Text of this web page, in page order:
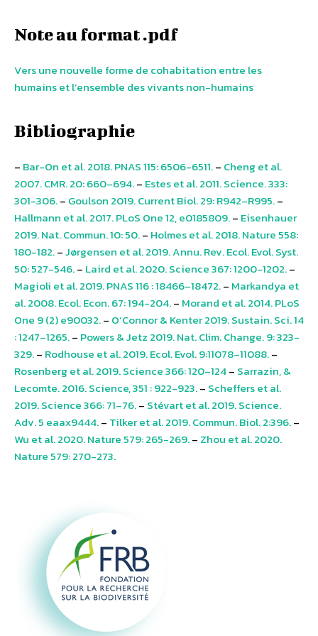
Note au format .pdf
Vers une nouvelle forme de cohabitation entre les
humains et l’ensemble des vivants non-humains
Bibliographie
– Bar-On et al. 2018. PNAS 115: 6506-6511.– Cheng et al.
2007. CMR. 20: 660–694.– Estes et al. 2011. Science. 333:
301-306.– Goulson 2019. Current Biol. 29: R942–R995.–
Hallmann et al. 2017. PLoS One 12, e0185809.– Eisenhauer
2019. Nat. Commun. 10: 50.– Holmes et al. 2018. Nature 558:
180-182.–Jørgensen et al. 2019. Annu. Rev. Ecol. Evol. Syst.
50: 527-546.– Laird et al. 2020. Science 367: 1200-1202.–
Magioli et al. 2019. PNAS 116 : 18466–18472.– Markandya et
al. 2008. Ecol. Econ. 67: 194-204.– Morand et al. 2014. PLoS
One 9 (2) e90032.– O’Connor & Kenter 2019. Sustain. Sci. 14
: 1247–1265.– Powers & Jetz 2019. Nat. Clim. Change. 9: 323-
329.– Rodhouse et al. 2019. Ecol. Evol. 9:11078–11088.–
Rosenberg et al. 2019. Science 366: 120–124– Sarrazin, &
Lecomte. 2016. Science, 351 : 922-923.– Scheffers et al.
2019. Science 366: 71–76.– Stévart et al. 2019. Science.
Adv. 5 eaax9444.– Tilker et al. 2019. Commun. Biol. 2:396.–
Wu et al. 2020. Nature 579: 265-269.– Zhou et al. 2020.
Nature 579: 270-273.